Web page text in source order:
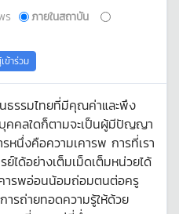
ร
ภายในสถาบัน
ข้าร่วม
ธรรมไทยที่มีคุณค่าและพึง
คคลใดก็ตามจะเป็นผู้มีปัญญา
นึ่งคือความเคารพ การที่เรา
ย์ได้อย่างเต็มเม็ดเต็มหน่วยได้
ารพอ่อนน้อมถ่อมตนต่อครู
ารถ่ายทอดความรู้ให้ด้วย